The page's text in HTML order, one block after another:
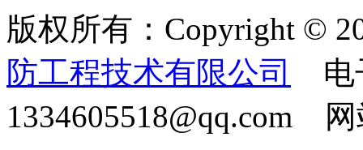
版权所有：Copyright ©
防工程技术有限公司
电
1334605518@qq.com